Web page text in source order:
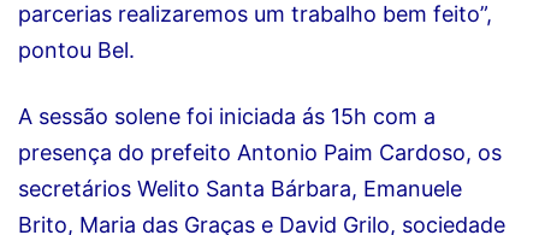
parcerias realizaremos um trabalho bem feito”,
pontou Bel.
A sessão solene foi iniciada ás 15h com a
presença do prefeito Antonio Paim Cardoso, os
secretários Welito Santa Bárbara, Emanuele
Brito, Maria das Graças e David Grilo, sociedade